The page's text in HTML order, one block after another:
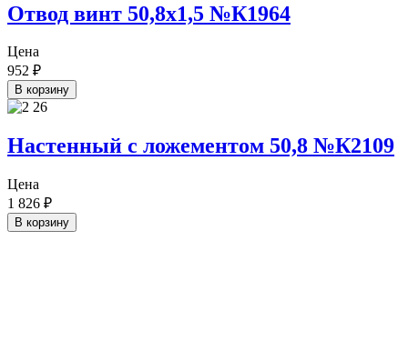
Отвод винт 50,8х1,5 №К1964
Цена
952 ₽
В корзину
Настенный с ложементом 50,8 №К2109
Цена
1 826 ₽
В корзину